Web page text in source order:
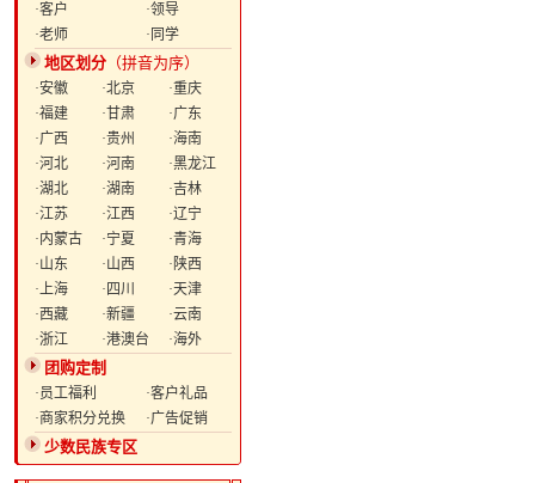
·客户
·领导
·老师
·同学
地区划分 （拼音为序）
·安徽 ·北京
·重庆
·福建
·甘肃
·广东
·广西
·贵州
·海南
·河北
·河南
·黑龙江
·湖北
·湖南
·吉林
·江苏
·江西
·辽宁
·内蒙古
·宁夏
·青海
·山东
·山西
·陕西
·上海
·四川
·天津
·西藏
·新疆
·云南
·浙江
·港澳台 ·海外
团购定制
·员工福利
·客户礼品
·商家积分兑换
·广告促销
少数民族专区